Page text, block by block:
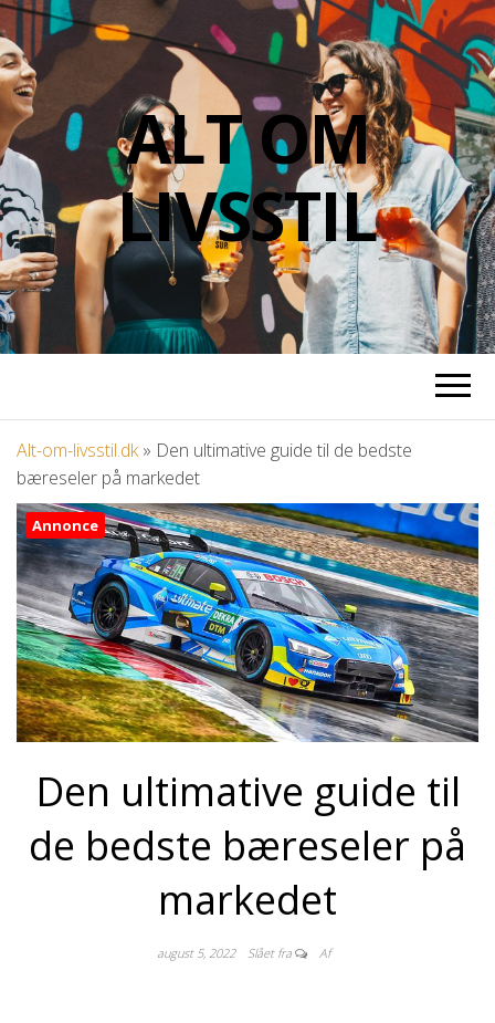
ALT OM
LIVSSTIL
Alt-om-livsstil.dk» Den ultimative guide til de bedste
bæreseler på markedet
Annonce
Den ultimative guide til
de bedste bæreseler på
markedet
august 5, 2022 Slået fra Af